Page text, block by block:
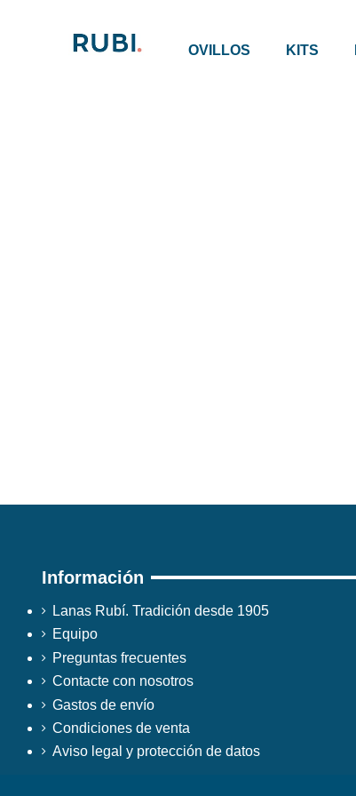
OVILLOS KITS
Información
Lanas Rubí. Tradición desde 1905
Equipo
Preguntas frecuentes
Contacte con nosotros
Gastos de envío
Condiciones de venta
Aviso legal y protección de datos